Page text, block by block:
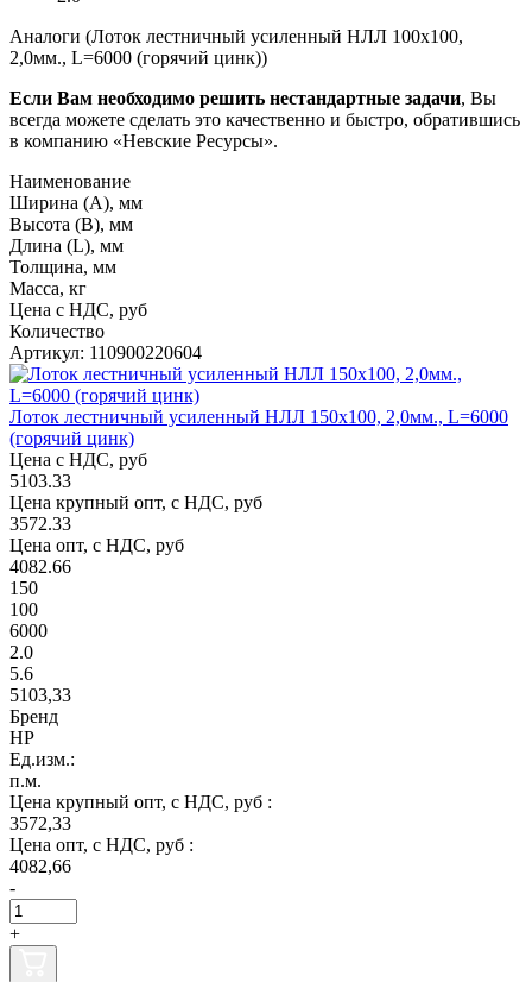
Аналоги (Лоток лестничный усиленный НЛЛ 100х100,
2,0мм., L=6000 (горячий цинк))
Если Вам необходимо решить нестандартные задачи, Вы
всегда можете сделать это качественно и быстро, обратившись
в компанию «Невские Ресурсы».
Наименование
Ширина (А), мм
Высота (В), мм
Длина (L), мм
Толщина, мм
Масса, кг
Цена с НДС, руб
Количество
Артикул: 110900220604
Лоток лестничный усиленный НЛЛ 150х100, 2,0мм., L=6000
(горячий цинк)
Цена с НДС, руб
5103.33
Цена крупный опт, с НДС, руб
3572.33
Цена опт, с НДС, руб
4082.66
150
100
6000
2.0
5.6
5103,33
Бренд
НР
Ед.изм.:
п.м.
Цена крупный опт, с НДС, руб :
3572,33
Цена опт, с НДС, руб :
4082,66
-
+